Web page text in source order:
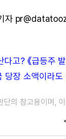
자
고? 《급등주
장 소액이라
단의 참고용이며,